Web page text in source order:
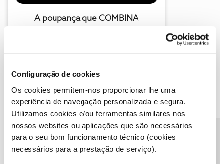
Configuração de cookies
Os cookies permitem-nos proporcionar lhe uma
experiência de navegação personalizada e segura.
Utilizamos cookies e/ou ferramentas similares nos
nossos websites ou aplicações que são necessários
para o seu bom funcionamento técnico (cookies
necessários para a prestação de serviço).
A poupança que COMBINA
Descubra as novidades de junho